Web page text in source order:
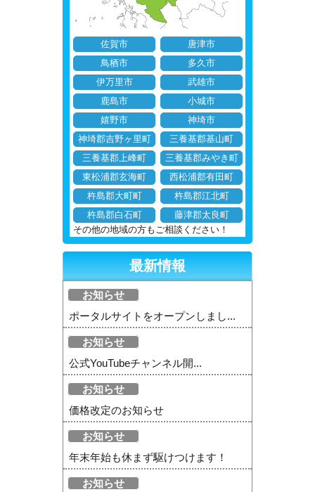
佐賀市
唐津市
鳥栖市
多久市
伊万里市
武雄市
鹿島市
小城市
嬉野市
神埼市
神埼郡吉野ヶ里町
三養基郡基山町
三養基郡上峰町
三養基郡みやき町
東松浦郡玄海町
西松浦郡有田町
杵島郡大町町
杵島郡江北町
杵島郡白石町
藤津郡太良町
その他の地域の方もご相談ください！
最新情報
お知らせ
ポータルサイトをオープンしまし...
お知らせ
公式YouTubeチャンネル開...
お知らせ
価格改定のお知らせ
お知らせ
年末年始も休まず駆けつけます！
お知らせ